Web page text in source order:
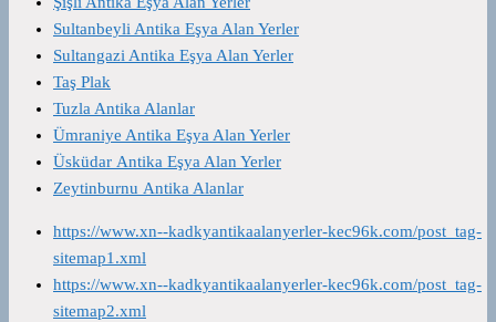
Sultanbeyli Antika Eşya Alan Yerler
Sultangazi Antika Eşya Alan Yerler
Taş Plak
Tuzla Antika Alanlar
Ümraniye Antika Eşya Alan Yerler
Üsküdar Antika Eşya Alan Yerler
Zeytinburnu Antika Alanlar
https://www.xn--kadkyantikaalanyerler-kec96k.com/post_tag-
sitemap1.xml
https://www.xn--kadkyantikaalanyerler-kec96k.com/post_tag-
sitemap2.xml